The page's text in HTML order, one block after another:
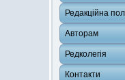
Редакційна
Авторам
Редколегія
Контакти